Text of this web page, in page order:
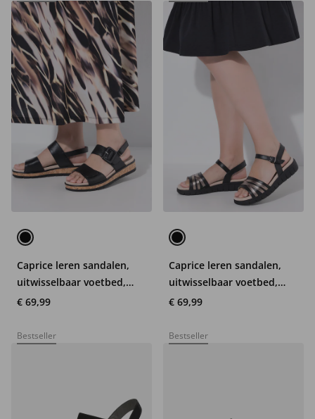
Caprice leren sandalen,
uitwisselbaar voetbed,
wijdte G
€ 69,99
Caprice leren sandalen,
uitwisselbaar voetbed,
wijdte H
€ 69,99
Bestseller Bestseller